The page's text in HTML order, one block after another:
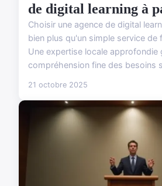
de digital learning à
Choisir une agence de digital
bien plus qu'un simple service de
Une expertise locale approfondie
compréhension fine des besoins
21 octobre 2025